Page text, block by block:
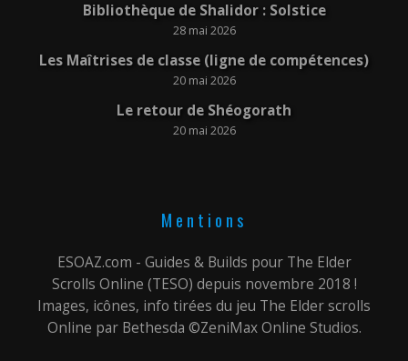
Bibliothèque de Shalidor : Solstice
28 mai 2026
Les Maîtrises de classe (ligne de compétences)
20 mai 2026
Le retour de Shéogorath
20 mai 2026
Mentions
ESOAZ.com - Guides & Builds pour The Elder
Scrolls Online (TESO) depuis novembre 2018 !
Images, icônes, info tirées du jeu The Elder scrolls
Online par Bethesda ©ZeniMax Online Studios.